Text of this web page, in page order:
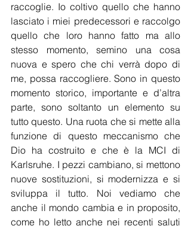
raccoglie. Io coltivo quello che hanno
lasciato i miei predecessori e raccolgo
quello che loro hanno fatto ma allo
stesso momento, semino una cosa
nuova e spero che chi verrà dopo di
me, possa raccogliere. Sono in questo
momento storico, importante e d’altra
parte, sono soltanto un elemento su
tutto questo. Una ruota che si mette alla
funzione di questo meccanismo che
Dio ha costruito e che è la MCI di
Karlsruhe. I pezzi cambiano, si mettono
nuove sostituzioni, si modernizza e si
sviluppa il tutto. Noi vediamo che
anche il mondo cambia e in proposito,
come ho letto anche nei recenti saluti